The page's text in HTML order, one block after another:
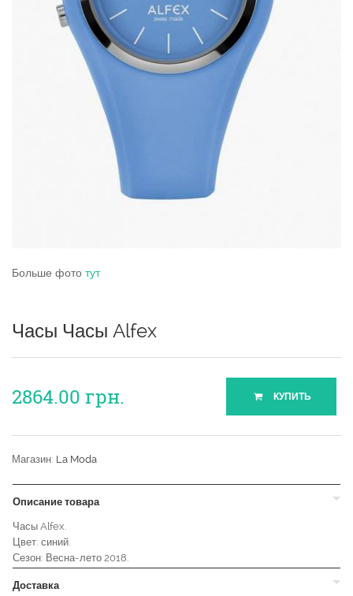
Больше фото тут
Часы Часы Alfex
2864.00 грн. КУПИТЬ
Магазин: La Moda
Описание товара
Часы Alfex.
Цвет: синий.
Сезон: Весна-лето 2018.
Доставка